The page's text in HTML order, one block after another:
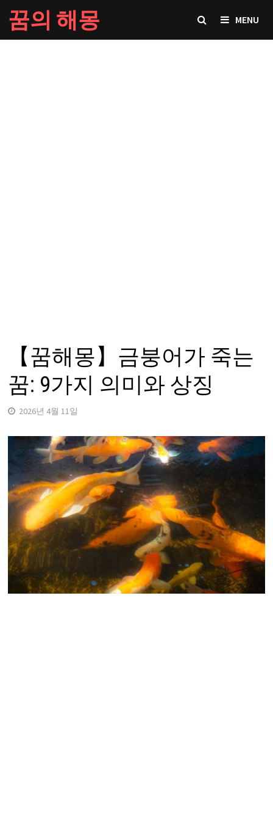
Skip
to
content
꿈의 해몽 MENU
【꿈해몽】금붕어가 죽는
꿈: 9가지 의미와 상징
2026년 4월 11일